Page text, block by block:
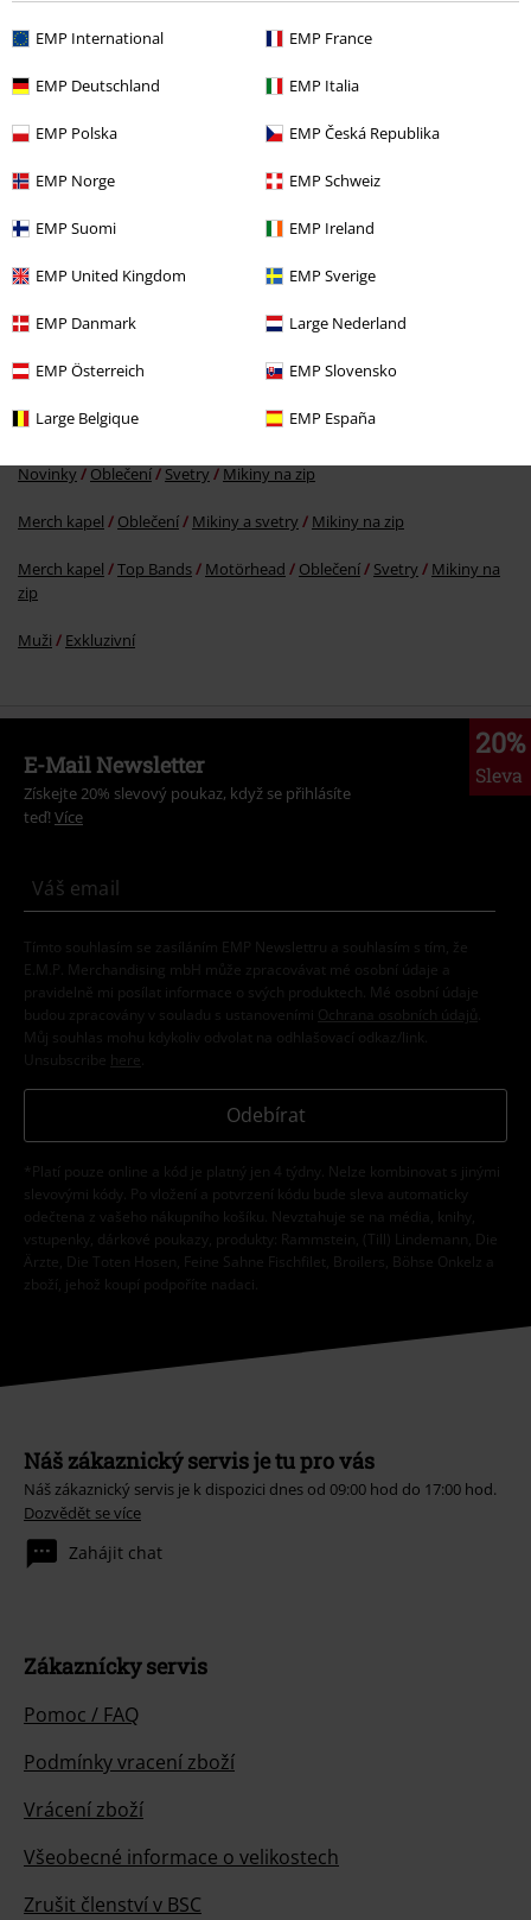
EMP International EMP France
EMP Deutschland EMP Italia
EMP Polska EMP Česká Republika
EMP Norge EMP Schweiz
EMP Suomi EMP Ireland
EMP United Kingdom EMP Sverige
EMP Danmark Large Nederland
EMP Österreich EMP Slovensko
Large Belgique EMP España
Novinky Merch kapel Extra velikost
Novinky Oblečení Svetry Mikiny na zip
Merch kapel Oblečení Mikiny a svetry Mikiny na zip
Merch kapel Top Bands Motörhead Oblečení Svetry
Mikiny na
zip
Muži Exkluzivní
20%
Sleva
E-Mail Newsletter
Získejte 20% slevový poukaz, když se přihlásíte
teď! Více
Tímto souhlasím se zasíláním EMP Newslettru a souhlasím s tím, že
E.M.P. Merchandising mbH může zpracovávat mé osobní údaje a
pravidelně mi posílat informace o svých produktech. Mé osobní údaje
budou zpracovány v souladu s ustanoveními
Ochrana osobních údajů
Můj souhlas mohu kdykoliv odvolat na odhlašovací odkaz/link.
Unsubscribe here
Odebírat
*Platí pouze online a kód je platný jen 4 týdny. Nelze kombinovat s jinými
slevovými kódy. Po vložení a potvrzení kódu bude sleva automaticky
odečtena z vašeho nákupního košíku. Nevztahuje se na média, knihy,
vstupenky, dárkové poukazy, produkty: Rammstein, (Till) Lindemann, Die
Ärzte, Die Toten Hosen, Feine Sahne Fischfilet, Broilers, Böhse Onkelz a
zboží, jehož koupí podpoříte nadaci.
Náš zákaznický servis je tu pro vás
Náš zákaznický servis je k dispozici dnes od 09:00 hod do 17:00 hod.
Dozvědět se více
Zahájit chat
Zákaznícky servis
Pomoc / FAQ
Podmínky vracení zboží
Vrácení zboží
Všeobecné informace o velikostech
Zrušit členství v BSC